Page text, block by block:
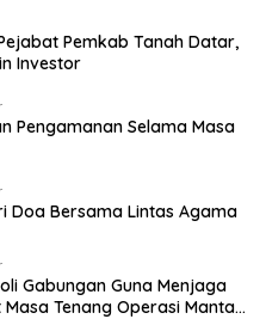
Pemkab Tanah Datar,
Investor
Pengamanan Selama Masa
Doa Bersama Lintas Agama
Gabungan Guna Menjaga
Tenang Operasi Mantap